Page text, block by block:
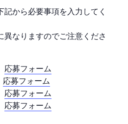
から必要事項を入力してく
異なりますのでご注意くださ
応募フォーム
応募フォーム
応募フォーム
応募フォーム